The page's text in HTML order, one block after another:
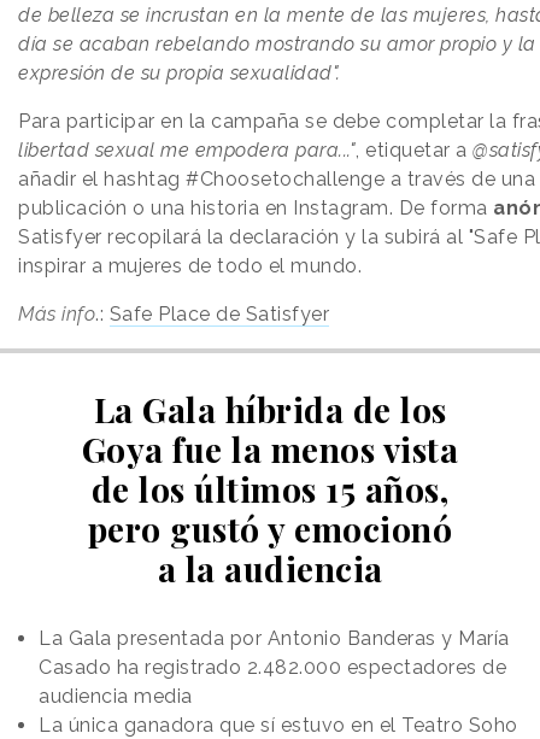
de belleza se incrustan en la mente de las mujeres,
día se acaban rebelando mostrando su amor propio y la
expresión de su propia sexualidad".
Para participar en la campaña se debe completar la
libertad sexual me empodera para...", etiquetar a
añadir el hashtag #Choosetochallenge a través de una
publicación o una historia en Instagram. De forma
Satisfyer recopilará la declaración y la subirá al "Safe
inspirar a mujeres de todo el mundo.
Más info.: Safe Place de Satisfyer
La Gala híbrida de los
Goya fue la menos vista
de los últimos 15 años,
pero gustó y emocionó
a la audiencia
La Gala presentada por Antonio Banderas y María
Casado ha registrado 2.482.000 espectadores de
audiencia media
La única ganadora que sí estuvo en el Teatro Soho